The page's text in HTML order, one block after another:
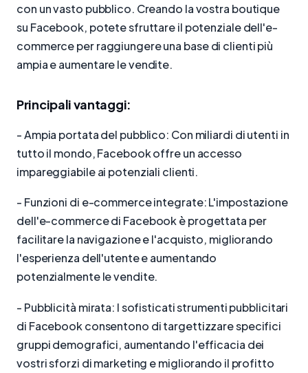
con un vasto pubblico. Creando la vostra boutique
su Facebook, potete sfruttare il potenziale dell'e-
commerce per raggiungere una base di clienti più
ampia e aumentare le vendite.
Principali vantaggi:
- Ampia portata del pubblico: Con miliardi di utenti in
tutto il mondo, Facebook offre un accesso
impareggiabile ai potenziali clienti.
- Funzioni di e-commerce integrate: L'impostazione
dell'e-commerce di Facebook è progettata per
facilitare la navigazione e l'acquisto, migliorando
l'esperienza dell'utente e aumentando
potenzialmente le vendite.
- Pubblicità mirata: I sofisticati strumenti pubblicitari
di Facebook consentono di targettizzare specifici
gruppi demografici, aumentando l'efficacia dei
vostri sforzi di marketing e migliorando il profitto